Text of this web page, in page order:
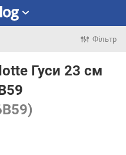
Фільтр
Гуси 23 см